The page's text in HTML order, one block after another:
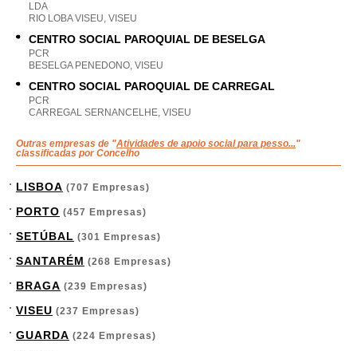
LDA
RIO LOBA VISEU, VISEU
CENTRO SOCIAL PAROQUIAL DE BESELGA
PCR
BESELGA PENEDONO, VISEU
CENTRO SOCIAL PAROQUIAL DE CARREGAL
PCR
CARREGAL SERNANCELHE, VISEU
Outras empresas de "Atividades de apoio social para pesso..."
classificadas por Concelho
LISBOA (707 Empresas)
PORTO (457 Empresas)
SETÚBAL (301 Empresas)
SANTARÉM (268 Empresas)
BRAGA (239 Empresas)
VISEU (237 Empresas)
GUARDA (224 Empresas)